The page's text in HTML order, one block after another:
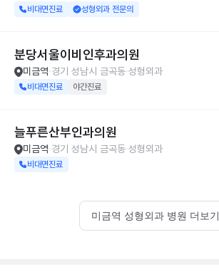
비대면진료 성형외과 전문의
분당서울이비인후과의원
미금역 경기 성남시 금곡동 성형외과
비대면진료 야간진료
늘푸른산부인과의원
미금역 경기 성남시 금곡동 성형외과
비대면진료
미금역 성형외과 병원 더보기